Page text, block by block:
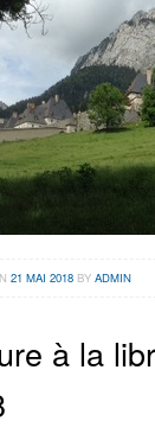
21 MAI 2018BY ADMIN
à la